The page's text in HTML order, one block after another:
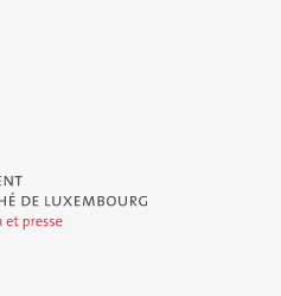
de Luxembourg - Service